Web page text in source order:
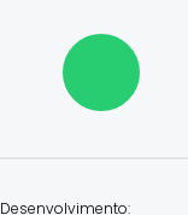
Desenvolvimento: